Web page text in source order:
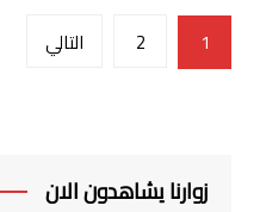
تصفّح
المقالات
1
2 التالي
زوارنا يشاهدون الان